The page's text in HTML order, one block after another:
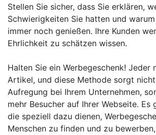
Stellen Sie sicher, dass Sie erklären,
Schwierigkeiten Sie hatten und
immer noch genießen. Ihre Kunden
Ehrlichkeit zu schätzen wissen.
Halten Sie ein Werbegeschenk! Jeder
Artikel, und diese Methode sorgt
Aufregung bei Ihrem Unternehmen,
mehr Besucher auf Ihrer Webseite. Es
die speziell dazu dienen,
Menschen zu finden und zu